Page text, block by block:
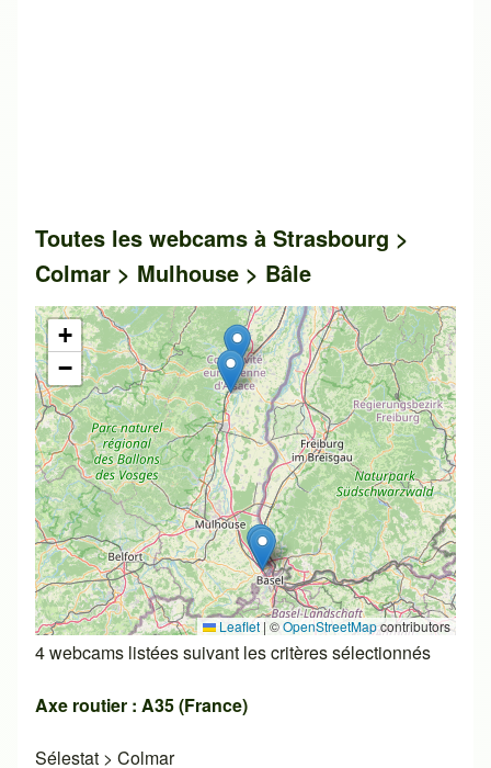
Toutes les webcams à Strasbourg >
Colmar > Mulhouse > Bâle
+
−
Leaflet | ©OpenStreetMapcontributors
4 webcams listées suivant les critères sélectionnés
Axe routier : A35 (France)
Sélestat > Colmar